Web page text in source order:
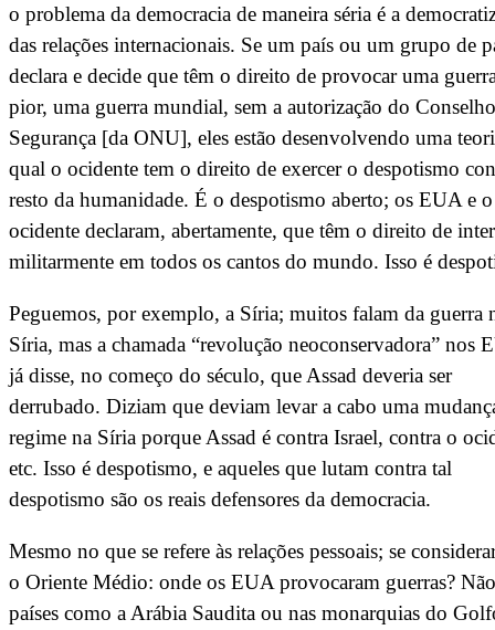
o problema da democracia de maneira séria é a
das relações internacionais. Se um país ou um grupo de
declara e decide que têm o direito de provocar uma
pior, uma guerra mundial, sem a autorização do
Segurança [da ONU], eles estão desenvolvendo uma
qual o ocidente tem o direito de exercer o despotismo
resto da humanidade. É o despotismo aberto; os EUA e o
ocidente declaram, abertamente, que têm o direito de
militarmente em todos os cantos do mundo. Isso é
Peguemos, por exemplo, a Síria; muitos falam da guerra
Síria, mas a chamada “revolução neoconservadora” nos
já disse, no começo do século, que Assad deveria ser
derrubado. Diziam que deviam levar a cabo uma
regime na Síria porque Assad é contra Israel, contra o
etc. Isso é despotismo, e aqueles que lutam contra tal
despotismo são os reais defensores da democracia.
Mesmo no que se refere às relações pessoais; se
o Oriente Médio: onde os EUA provocaram guerras?
países como a Arábia Saudita ou nas monarquias do